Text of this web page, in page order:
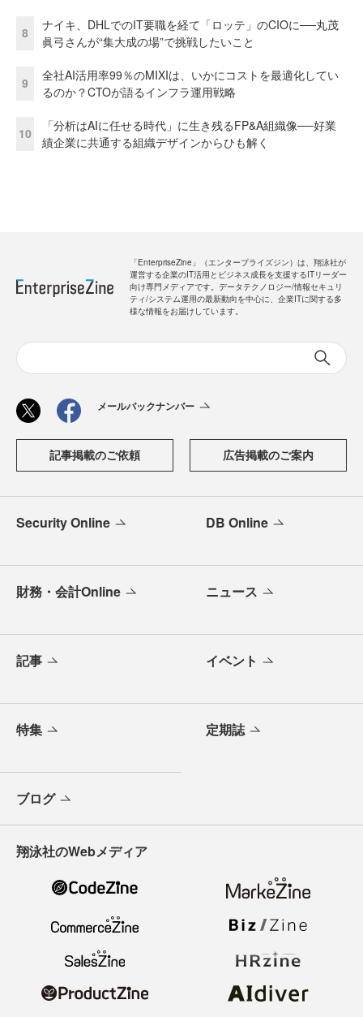
8
ナイキ、DHLでのIT要職を経て「ロッテ」のCIOに──丸茂
眞弓さんが“集大成の場”で挑戦したいこと
9
全社AI活用率99％のMIXIは、いかにコストを最適化してい
るのか？CTOが語るインフラ運用戦略
10
「分析はAIに任せる時代」に生き残るFP&A組織像──好業
績企業に共通する組織デザインからひも解く
「EnterpriseZine」（エンタープライズジン）は、翔泳社が
運営する企業のIT活用とビジネス成長を支援するITリーダー
向け専門メディアです。データテクノロジー/情報セキュリ
ティ/システム運用の最新動向を中心に、企業ITに関する多
様な情報をお届けしています。
メールバックナンバー
記事掲載のご依頼 広告掲載のご案内
Security Online DB Online
財務・会計Online ニュース
記事 イベント
特集 定期誌
ブログ
翔泳社のWebメディア